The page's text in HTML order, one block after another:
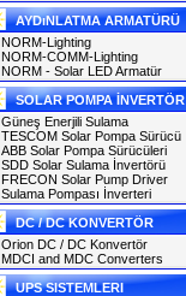
AYDıNLATMA ARMATÜRÜ
NORM-Lighting
NORM-COMM-Lighting
NORM - Solar LED Armatür
SOLAR POMPA İNVERTÖR
Güneş Enerjili Sulama
TESCOM Solar Pompa Sürücü
ABB Solar Pompa Sürücüleri
SDD Solar Sulama İnvertörü
FRECON Solar Pump Driver
Sulama Pompası İnverteri
DC / DC KONVERTÖR
Orion DC / DC Konvertör
MDCI and MDC Converters
UPS SISTEMLERI